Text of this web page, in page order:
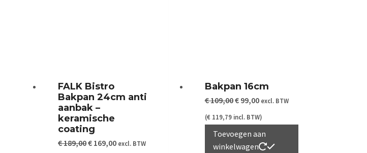
FALK Bistro
Bakpan 24cm anti
aanbak –
keramische
coating
€189,00Oorspronkelijke
€ 169,00Huidige
excl. BTW
Bakpan 16cm
€109,00Oorspronkelijke
prijs
was:
€ 109,00.
€99,00Huidige
prijs
is:
€ 99,00.
excl. BTW
(€119,79incl. BTW)
Toevoegen aan
winkelwagen